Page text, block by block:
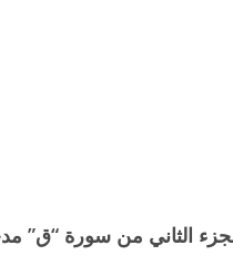
الثاني من سورة “ق”